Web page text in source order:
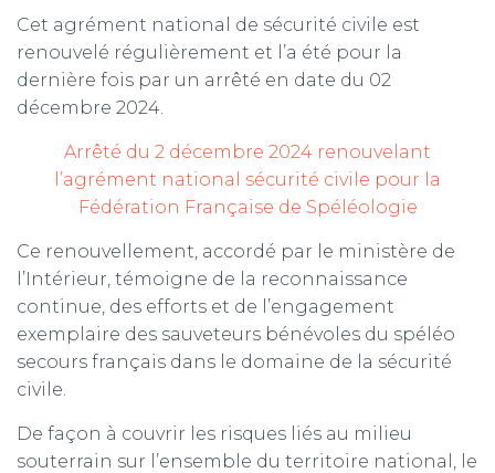
Cet agrément national de sécurité civile est
renouvelé régulièrement et l’a été pour la
dernière fois par un arrêté en date du 02
décembre 2024.
Arrêté du 2 décembre 2024 renouvelant
l’agrément national sécurité civile pour la
Fédération Française de Spéléologie
Ce renouvellement, accordé par le ministère de
l’Intérieur, témoigne de la reconnaissance
continue, des efforts et de l’engagement
exemplaire des sauveteurs bénévoles du spéléo
secours français dans le domaine de la sécurité
civile.
De façon à couvrir les risques liés au milieu
souterrain sur l’ensemble du territoire national, l e